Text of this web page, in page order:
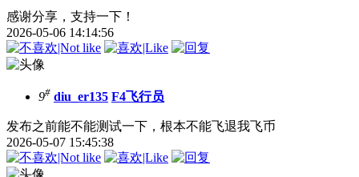
感谢分享，支持一下！
2026-05-06 14:14:56
9# diu_er135 F4飞行员
发布之前能不能测试一下，根本不能飞退我飞币
2026-05-07 15:45:38